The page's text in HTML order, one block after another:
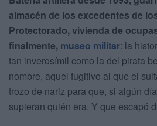
almacén de los excedentes de
Protectorado, vivienda de
finalmente, museo militar: la
tan inverosímil como la del pirata
nombre, aquel fugitivo al que el
trozo de nariz para que, si algún
supieran quién era. Y que escapó